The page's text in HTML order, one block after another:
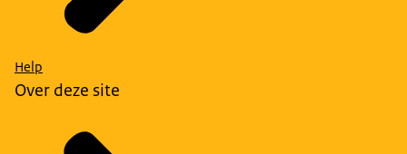
Help
Over deze site